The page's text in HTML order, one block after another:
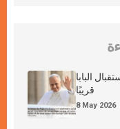
البابا
قريبًا
8 May 2026